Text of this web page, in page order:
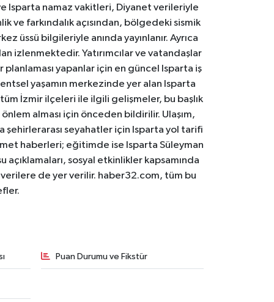
Isparta namaz vakitleri, Diyanet verileriyle
ve farkındalık açısından, bölgedeki sismik
üssü bilgileriyle anında yayınlanır. Ayrıca
izlenmektedir. Yatırımcılar ve vatandaşlar
planlaması yapanlar için en güncel Isparta iş
yaşamın merkezinde yer alan Isparta
tüm İzmir ilçeleri ile ilgili gelişmeler, bu başlık
alması için önceden bildirilir. Ulaşım,
şehirlerarası seyahatler için Isparta yol tarifi
haberleri; eğitimde ise Isparta Süleyman
sosyal etkinlikler kapsamında
de yer verilir. haber32.com, tüm bu
Puan Durumu ve Fikstür